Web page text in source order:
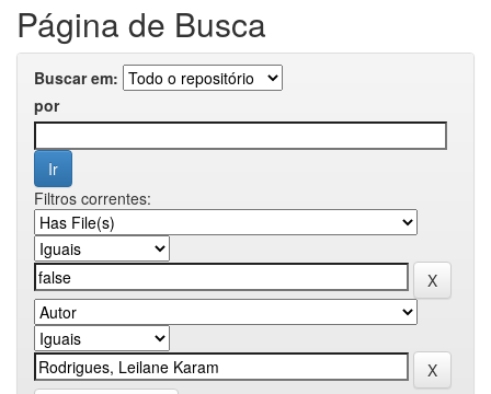
Página de Busca
Buscar em:
por
Filtros correntes: